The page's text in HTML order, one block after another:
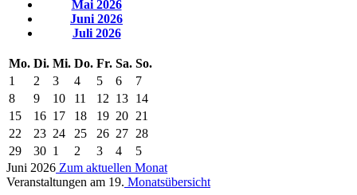
Mai 2026
Juni 2026
Juli 2026
Mo. Di. Mi. Do. Fr. Sa. So.
1
2 3 4 5 6
7
8
9 10 11 12 13 14
15
16 17 18 19 20 21
22
23 24 25 26 27 28
29
30 1 2 3 4
5
Juni 2026 Zum aktuellen Monat
Veranstaltungen am 19. Monatsübersicht